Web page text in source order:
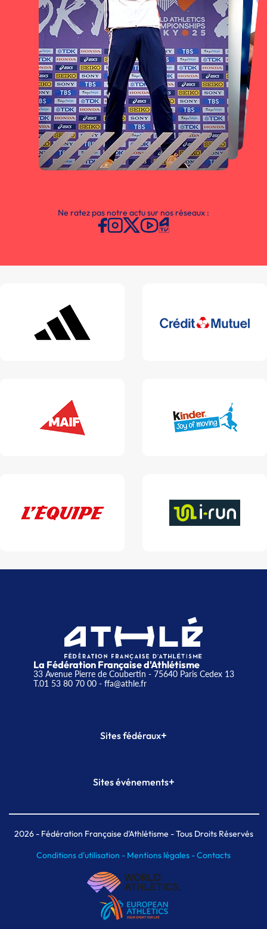
Ne ratez pas notre actu sur nos réseaux :
La Fédération Française d'Athlétisme
33 Avenue Pierre de Coubertin - 75640 Paris Cedex 13
T.01 53 80 70 00- ffa@athle.fr
Sites fédéraux+
Plateforme Formation
Sites événements+
Meeting de Paris indoor
MAIF Ekiden de Paris
2026- Fédération Française d'Athlétisme - Tous Droits Réservés
Conditions d'utilisation - Mentions légales -Contacts